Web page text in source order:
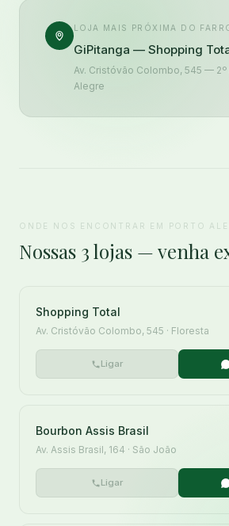
LOJA MAIS PRÓXIMA DO
GiPitanga — Shopping
Av. Cristóvão Colombo, 545 — 2º
Alegre
ONDE NOS ENCONTRAR EM PORTO
Nossas 3 lojas — venha
Shopping Total
Av. Cristóvão Colombo, 545 · Floresta
Ligar
Bourbon Assis Brasil
Av. Assis Brasil, 164 · São João
Ligar